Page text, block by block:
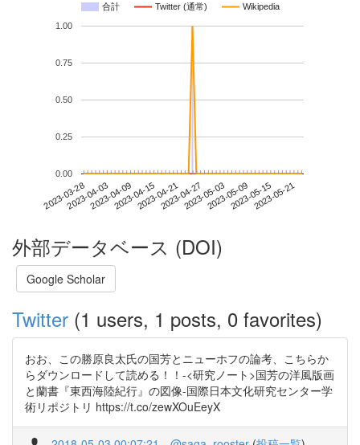
合計 Twitter (通常) Wikipedia
2023-03-282023-04-032023-04-092023-04-152023-04-212023-04-272023-05-032023-05-092023-05-152023-05-21
0.00
0.25
0.50
0.75
1.00
外部データベース (DOI)
Google Scholar
Twitter (1 users, 1 posts, 0 favorites)
おお、この勝原良太氏の国芳とニューホフの論考、こちらか
らダウンロードして読める！！-<研究ノート>国芳の洋風版画
と蘭書『東西海陸紀行』の図像-国際日本文化研究センター学
術リポジトリ https://t.co/zewXOuEeyX